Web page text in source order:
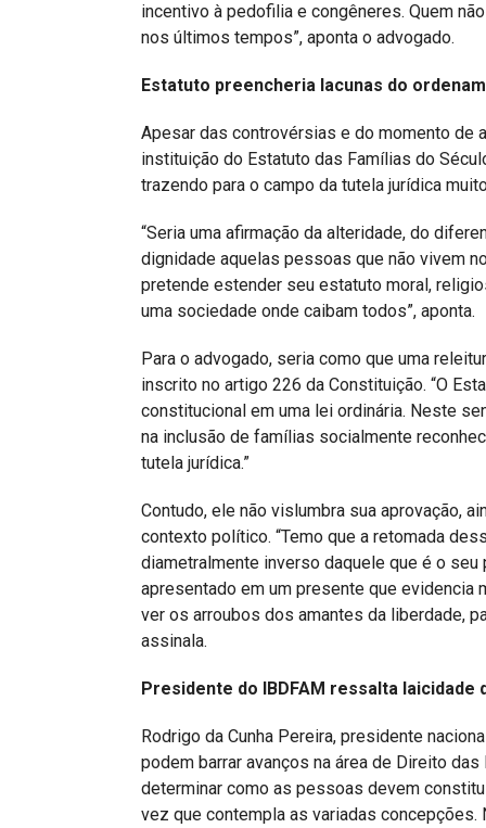
incentivo à pedofilia e congêneres. Quem
nos últimos tempos”, aponta o advogado.
Estatuto preencheria lacunas do
Apesar das controvérsias e do momento de
instituição do Estatuto das Famílias do
trazendo para o campo da tutela jurídica
“Seria uma afirmação da alteridade, do
dignidade aquelas pessoas que não vivem
pretende estender seu estatuto moral,
uma sociedade onde caibam todos”, aponta.
Para o advogado, seria como que uma
inscrito no artigo 226 da Constituição. “O
constitucional em uma lei ordinária. Neste
na inclusão de famílias socialmente
tutela jurídica.”
Contudo, ele não vislumbra sua aprovação,
contexto político. “Temo que a retomada
diametralmente inverso daquele que é o seu
apresentado em um presente que
ver os arroubos dos amantes da liberdade,
assinala.
Presidente do IBDFAM ressalta laicidade
Rodrigo da Cunha Pereira, presidente
podem barrar avanços na área de Direito
determinar como as pessoas devem
vez que contempla as variadas